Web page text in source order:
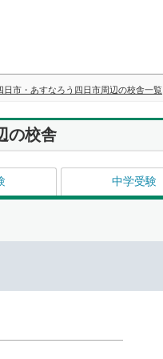
日市・あすなろう四日市周辺の校舎一覧
の校舎
中学受験